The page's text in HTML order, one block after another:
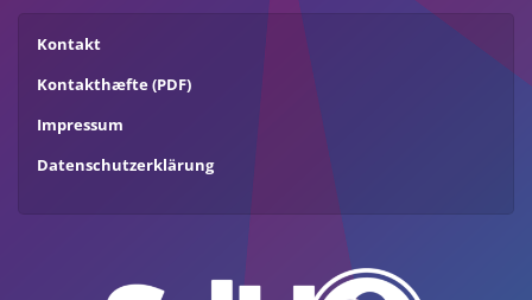
Kontakt
Kontakthæfte (PDF)
Impressum
Datenschutzerklärung